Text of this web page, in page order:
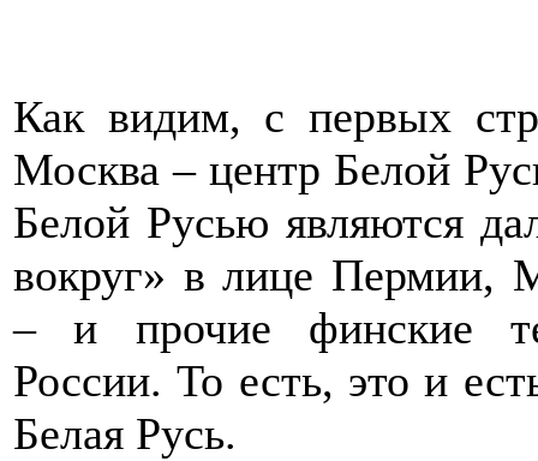
Как видим, с первых
Москва – центр Белой
Белой Русью являются
вокруг» в лице Пермии,
– и прочие финские
России. То есть, это и
Белая Русь.